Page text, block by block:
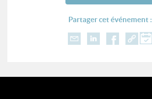
Partager cet événement :